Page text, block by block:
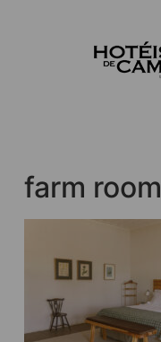
farm room